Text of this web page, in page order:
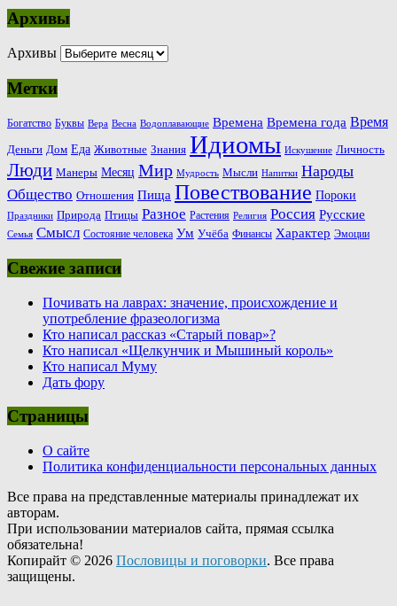
Архивы
Архивы
Метки
Богатство Буквы Вера Весна Водоплавающие Времена Времена года Время
Деньги Дом Еда Животные Знания Идиомы Искушение Личность
Люди Манеры Месяц Мир Мудрость Мысли Напитки Народы
Общество Отношения Пища Повествование Пороки
Праздники Природа Птицы Разное Растения Религия Россия Русские
Семья Смысл Состояние человека Ум Учёба Финансы Характер Эмоции
Свежие записи
Почивать на лаврах: значение, происхождение и
употребление фразеологизма
Кто написал рассказ «Старый повар»?
Кто написал «Щелкунчик и Мышиный король»
Кто написал Муму
Дать фору
Страницы
О сайте
Политика конфиденциальности персональных данных
Все права на представленные материалы принадлежат их
авторам.
При использовании материалов сайта, прямая ссылка
обязательна!
Копирайт © 2026 Пословицы и поговорки. Все права
защищены.